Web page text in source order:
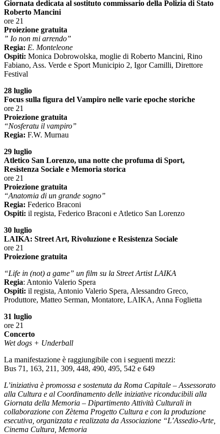
Giornata dedicata al sostituto commissario della Polizia di Stato
Roberto Mancini
ore 21
Proiezione gratuita
” Io non mi arrendo”
Regia: E. Monteleone
Ospiti: Monica Dobrowolska, moglie di Roberto Mancini, Rino
Fabiano, Ass. Verde e Sport Municipio 2, Igor Camilli, Direttore
Festival
28 luglio
Focus sulla figura del Vampiro nelle varie epoche storiche
ore 21
Proiezione gratuita
“Nosferatu il vampiro”
Regia: F.W. Murnau
29 luglio
Atletico San Lorenzo, una notte che profuma di Sport,
Resistenza Sociale e Memoria storica
ore 21
Proiezione gratuita
“Anatomia di un grande sogno”
Regia: Federico Braconi
Ospiti: il regista, Federico Braconi e Atletico San Lorenzo
30 luglio
LAIKA: Street Art, Rivoluzione e Resistenza Sociale
ore 21
Proiezione gratuita
“Life in (not) a game” un film su la Street Artist LAIKA
Regia: Antonio Valerio Spera
Ospiti: il regista, Antonio Valerio Spera, Alessandro Greco,
Produttore, Matteo Serman, Montatore, LAIKA, Anna Foglietta
31 luglio
ore 21
Concerto
Wet dogs + Underball
La manifestazione è raggiungibile con i seguenti mezzi:
Bus 71, 163, 211, 309, 448, 490, 495, 542 e 649
L’iniziativa è promossa e sostenuta da Roma Capitale – Assessorato
alla Cultura e al Coordinamento delle iniziative riconducibili alla
Giornata della Memoria – Dipartimento Attività Culturali in
collaborazione con Zètema Progetto Cultura e con la produzione
esecutiva, organizzata e realizzata da Associazione “L’Assedio-Arte,
Cinema Cultura, Memoria